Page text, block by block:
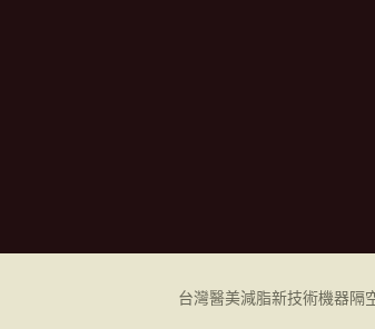
台灣醫美減脂新技術機器隔